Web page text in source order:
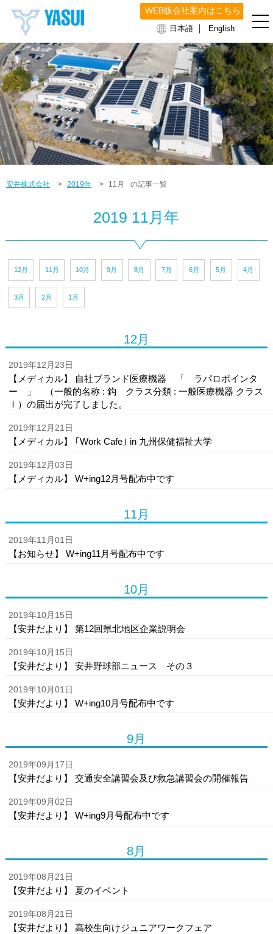
日本語 ｜ English
WEB版会社案内はこちら
安井株式会社 > 2019年 > 11月 の記事一覧
2019 11月年
12月 11月 10月 9月 8月 7月 6月 5月 4月
3月 2月 1月
12月
2019年12月23日
【メディカル】 自社ブランド医療機器 「 ラパロポインタ
ー 」 （一般的名称 : 鈎 クラス分類 : 一般医療機器 クラス
Ｉ）の届出が完了しました。
2019年12月21日
【メディカル】 ｢Work Cafe｣ in 九州保健福祉大学
2019年12月03日
【メディカル】 W+ing12月号配布中です
11月
2019年11月01日
【お知らせ】 W+ing11月号配布中です
10月
2019年10月15日
【安井だより】 第12回県北地区企業説明会
2019年10月15日
【安井だより】 安井野球部ニュース その３
2019年10月01日
【安井だより】 W+ing10月号配布中です
9月
2019年09月17日
【安井だより】 交通安全講習会及び救急講習会の開催報告
2019年09月02日
【安井だより】 W+ing9月号配布中です
8月
2019年08月21日
【安井だより】 夏のイベント
2019年08月21日
【安井だより】 高校生向けジュニアワークフェア